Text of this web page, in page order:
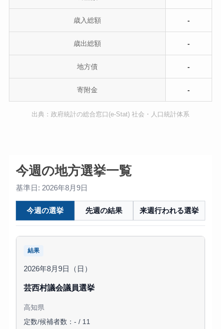
歳入総額 -
歳出総額 -
地方債 -
寄附金 -
出典：政府統計の総合窓口(e-Stat) 社会・人口統計体系
今週の地方選挙一覧
基準日: 2026年8月9日
今週の選挙 先週の結果 来週行われる選挙
結果
2026年8月9日（日）
芸西村議会議員選挙
高知県
定数/候補者数：- / 11